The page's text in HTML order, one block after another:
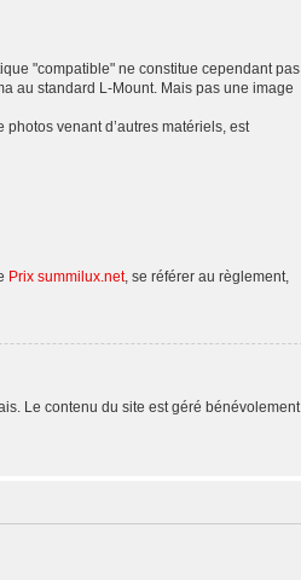
"compatible" ne constitue cependant pas
au standard L-Mount. Mais pas une image
venant d’autres matériels, est
Prix summilux.net, se référer au règlement,
Le contenu du site est géré bénévolement